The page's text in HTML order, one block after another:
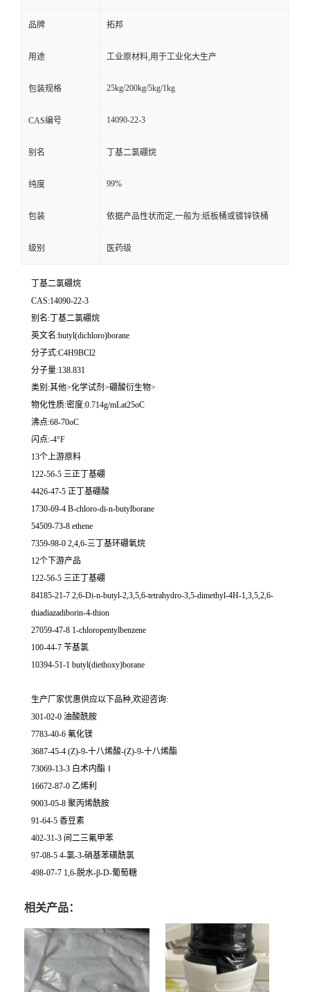
品牌 拓邦
用途 工业原材料,用于工业化大生产
包装规格 25kg/200kg/5kg/1kg
CAS编号 14090-22-3
别名 丁基二氯硼烷
纯度 99%
包装 依据产品性状而定,一般为:纸板桶或镀锌铁桶
级别 医药级
丁基二氯硼烷
CAS:14090-22-3
别名:丁基二氯硼烷
英文名:butyl(dichloro)borane
分子式:C4H9BCl2
分子量:138.831
类别:其他>化学试剂>硼酸衍生物>
物化性质:密度:0.714g/mLat25oC
沸点:68-70oC
闪点:-4°F
13个上游原料
122-56-5 三正丁基硼
4426-47-5 正丁基硼酸
1730-69-4 B-chloro-di-n-butylborane
54509-73-8 ethene
7359-98-0 2,4,6-三丁基环硼氧烷
12个下游产品
122-56-5 三正丁基硼
84185-21-7 2,6-Di-n-butyl-2,3,5,6-tetrahydro-3,5-dimethyl-4H-1,3,5,2,6-
thiadiazadiborin-4-thion
27059-47-8 1-chloropentylbenzene
100-44-7 苄基氯
10394-51-1 butyl(diethoxy)borane
生产厂家优惠供应以下品种,欢迎咨询:
301-02-0 油酸酰胺
7783-40-6 氟化镁
3687-45-4 (Z)-9-十八烯酸-(Z)-9-十八烯酯
73069-13-3 白术内酯Ⅰ
16672-87-0 乙烯利
9003-05-8 聚丙烯酰胺
91-64-5 香豆素
402-31-3 间二三氟甲苯
97-08-5 4-氯-3-硝基苯磺酰氯
498-07-7 1,6-脱水-β-D-葡萄糖
相关产品：